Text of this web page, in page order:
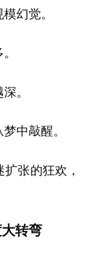
模幻觉。
。
中敲醒。
张的狂欢，
转弯